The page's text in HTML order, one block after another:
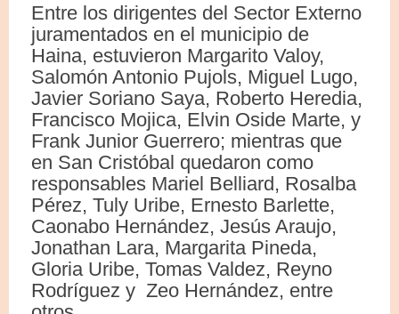
Entre los dirigentes del Sector Externo
juramentados en el municipio de
Haina, estuvieron Margarito Valoy,
Salomón Antonio Pujols, Miguel Lugo,
Javier Soriano Saya, Roberto Heredia,
Francisco Mojica, Elvin Oside Marte, y
Frank Junior Guerrero; mientras que
en San Cristóbal quedaron como
responsables Mariel Belliard, Rosalba
Pérez, Tuly Uribe, Ernesto Barlette,
Caonabo Hernández, Jesús Araujo,
Jonathan Lara, Margarita Pineda,
Gloria Uribe, Tomas Valdez, Reyno
Rodríguez y Zeo Hernández, entre